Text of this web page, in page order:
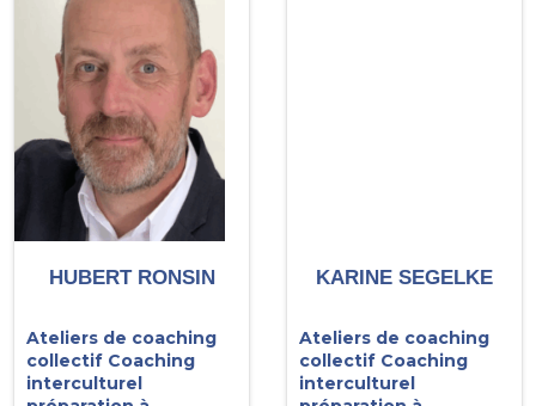
HUBERT RONSIN
Ateliers de coaching
collectif Coaching
interculturel
KARINE SEGELKE
Ateliers de coaching
collectif Coaching
interculturel